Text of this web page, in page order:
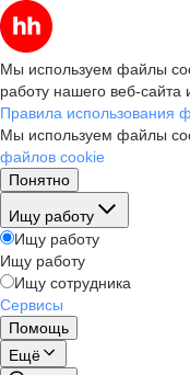
Мы используем файлы
работу нашего веб-сайта
Правила использования
Мы используем файлы
файлов cookie
Понятно
Ищу работу
Ищу работу
Ищу работу
Ищу сотрудника
Сервисы
Помощь
Ещё